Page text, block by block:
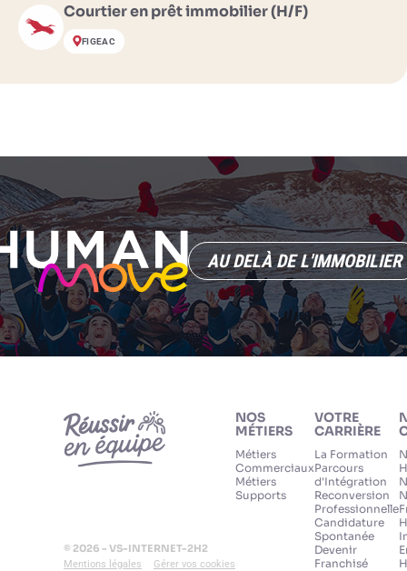
Courtier en prêt immobilier (H/F)
FIGEAC
AU DELÀ DE L'IMMOBILIER
© 2026 - VS-INTERNET-2H2
Mentions légales Gérer vos cookies
NOS
MÉTIERS
Métiers
Commerciaux
Métiers
Supports
VOTRE
CARRIÈRE
La Formation
Parcours
d'Intégration
Reconversion
Professionnelle
Candidature
Spontanée
Devenir
Franchisé